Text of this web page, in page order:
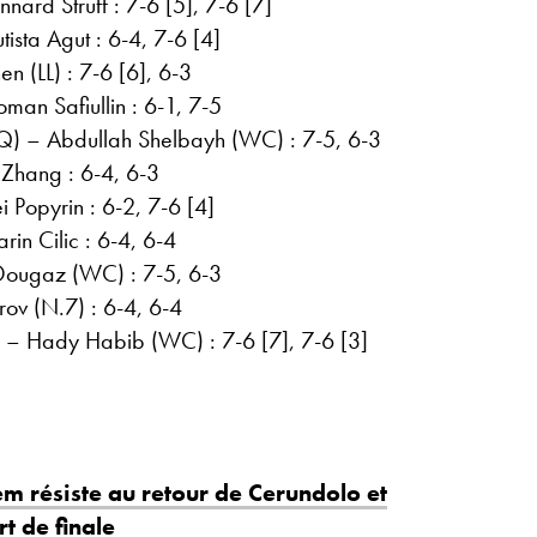
Agut : 6-4, 7-6 [4]
(LL) : 7-6 [6], 6-3
Safiullin : 6-1, 7-5
– Abdullah Shelbayh (WC) : 7-5, 6-3
: 6-4, 6-3
Popyrin : 6-2, 7-6 [4]
Cilic : 6-4, 6-4
(WC) : 7-5, 6-3
(N.7) : 6-4, 6-4
– Hady Habib (WC) : 7-6 [7], 7-6 [3]
résiste au retour de Cerundolo et
de finale